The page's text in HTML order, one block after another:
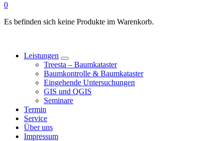
0
Es befinden sich keine Produkte im Warenkorb.
Leistungen
Treesta – Baumkataster
Baumkontrolle & Baumkataster
Eingehende Untersuchungen
GIS und QGIS
Seminare
Termin
Service
Über uns
Impressum